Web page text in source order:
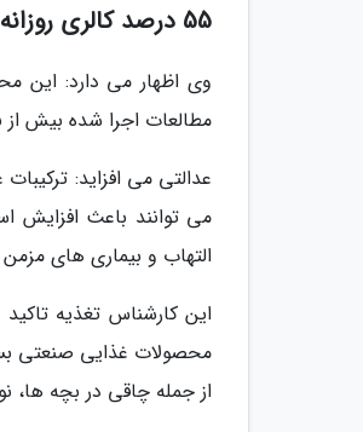
55 درصد کالری روزانه افراد از غذاهای صنعتی تامین می شود
وی اظهار می دارد: این
مطالعات اجرا شده بیش از 55 درصد از تامین کالری دریافتی روزانه افراد از غذاهای صنعتی بسیار فرآوری شده است.
عدالتی می افزاید:
می توانند باعث افزایش
التهاب و بیماری های
این کارشناس تغذیه
محصولات غذایی صنعتی
از جمله چاقی در بچه ها،